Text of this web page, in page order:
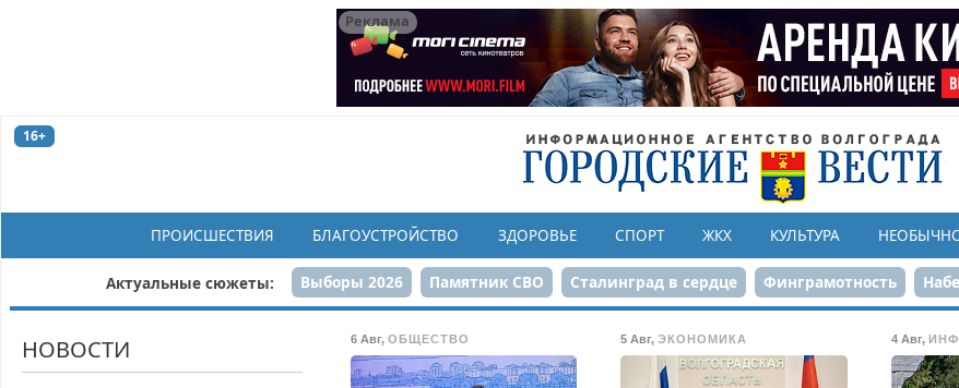
Реклама
16+
ПРОИСШЕСТВИЯ БЛАГОУСТРОЙСТВО ЗДОРОВЬЕ СПОРТ ЖКХ КУЛЬТУРА
Актуальные сюжеты: Выборы 2026 Памятник СВО Сталинград в сердце Финграмотность
80-летие Победы Парк Героев-
6 Авг,ОБЩЕСТВО 5 Авг,ЭКОНОМИКА 4 Авг,
НОВОСТИ